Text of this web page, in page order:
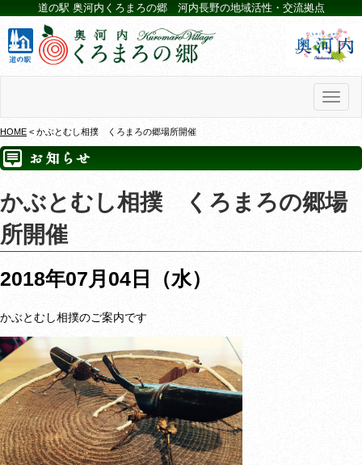
道の駅 奥河内くろまろの郷 河内長野の地域活性・交流拠点
HOME < かぶとむし相撲 くろまろの郷場所開催
かぶとむし相撲 くろまろの郷場
所開催
2018年07月04日（水）
かぶとむし相撲のご案内です